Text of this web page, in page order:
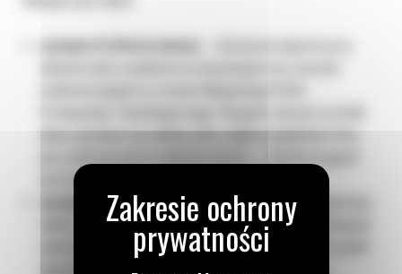
wynajem krótkoterminowy –
okres sprawdza się również jako szybkie uzupełnienie floty
oraz komunalnych;
wynajem długoterminowy –dla strategicznych inwestycji,
takich jak budowa dróg, wznoszenie wielkopowierzchniowych
centrów logistycznych czy realizacja wieloetapowych osiedli
mieszkaniowych. Zapewniamy przewidywalne koszty i